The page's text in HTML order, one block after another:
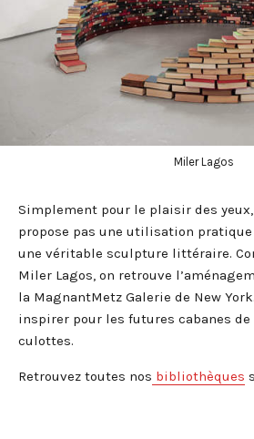
Miler Lagos
Simplement pour le plaisir des
propose pas une utilisation
une véritable sculpture littéraire.
Miler Lagos, on retrouve
la MagnantMetz Galerie de New
inspirer pour les futures cabanes de
culottes.
Retrouvez toutes nos bibliothèques